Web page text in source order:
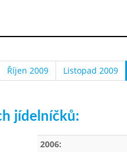
Říjen 2009 Listopad 2009
jídelníčků:
2006: